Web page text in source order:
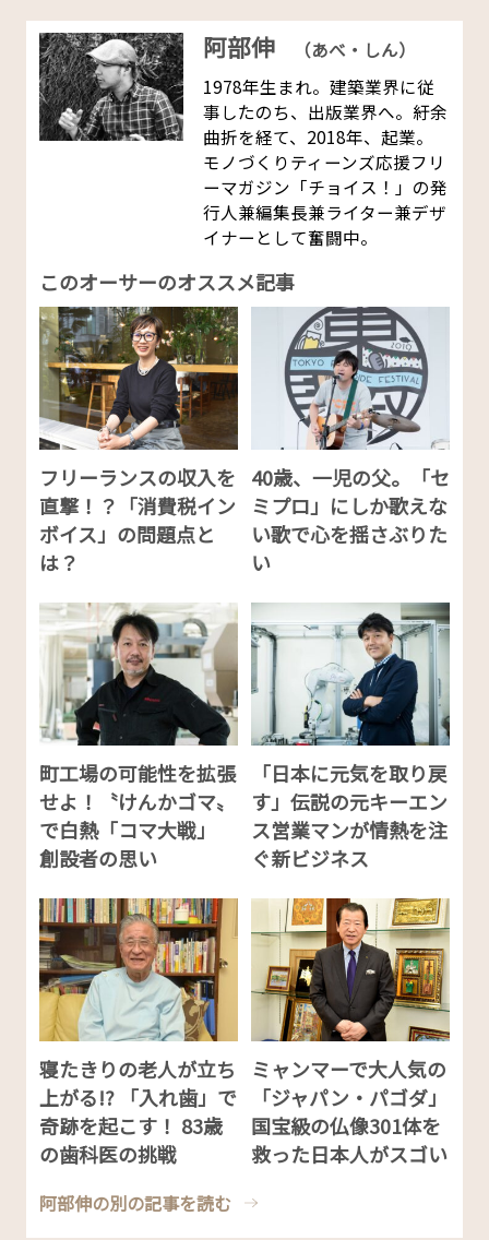
阿部伸
（あべ・しん）
1978年生まれ。建築業界に従
事したのち、出版業界へ。紆余
曲折を経て、2018年、起業。
モノづくりティーンズ応援フリ
ーマガジン「チョイス！」の発
行人兼編集長兼ライター兼デザ
イナーとして奮闘中。
このオーサーのオススメ記事
フリーランスの収入を
直撃！？「消費税イン
ボイス」の問題点と
は？
40歳、一児の父。「セ
ミプロ」にしか歌えな
い歌で心を揺さぶりた
い
町工場の可能性を拡張
せよ！〝けんかゴマ〟
で白熱「コマ大戦」
創設者の思い
「日本に元気を取り戻
す」伝説の元キーエン
ス営業マンが情熱を注
ぐ新ビジネス
寝たきりの老人が立ち
上がる!? 「入れ歯」で
奇跡を起こす！ 83歳
の歯科医の挑戦
ミャンマーで大人気の
「ジャパン・パゴダ」
国宝級の仏像301体を
救った日本人がスゴい
阿部伸の別の記事を読む